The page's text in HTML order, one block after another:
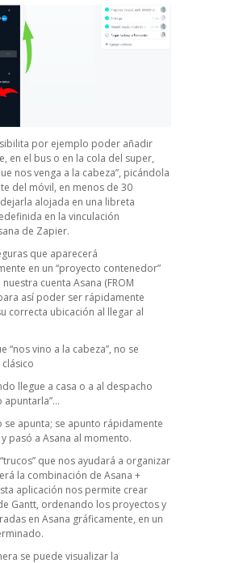
por ejemplo poder añadir
en el bus o en la cola del super,
nos venga a la cabeza”, picándola
del móvil, en menos de 30
alojada en una libreta
en la vinculación
de Zapier.
que aparecerá
en un “proyecto contenedor”
cuenta Asana (FROM
para así poder ser rápidamente
correcta ubicación al llegar al
“nos vino a la cabeza”, no se
llegue a casa o a al despacho
apuntarla”…
se apunta; se apunto rápidamente
pasó a Asana al momento.
que nos ayudará a organizar
la combinación de Asana +
aplicación nos permite crear
Gantt, ordenando los proyectos y
en Asana gráficamente, en un
se puede visualizar la